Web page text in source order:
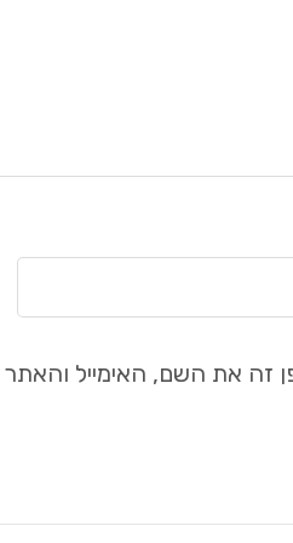
זה את השם, האימייל